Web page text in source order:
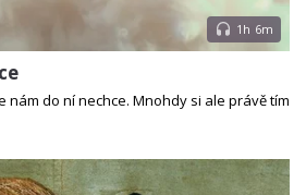
1h 6m
nám do ní nechce. Mnohdy si ale právě tím